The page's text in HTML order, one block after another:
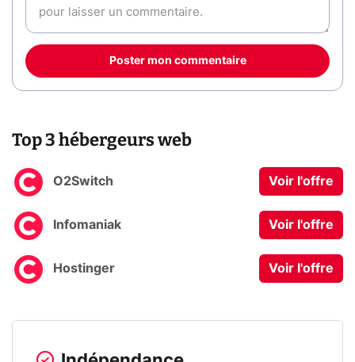
Poster mon commentaire
Top 3 hébergeurs web
O2Switch Voir l'offre
Infomaniak Voir l'offre
Hostinger Voir l'offre